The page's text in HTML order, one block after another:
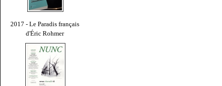
2017 - Le Paradis français
d'Éric Rohmer